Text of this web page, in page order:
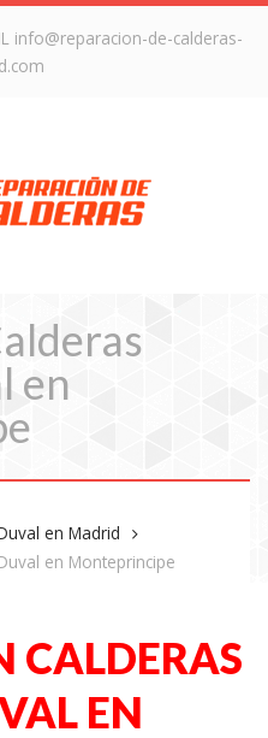
info@reparacion-de-calderas-
en
en Madrid
en Monteprincipe
CALDERAS
EN